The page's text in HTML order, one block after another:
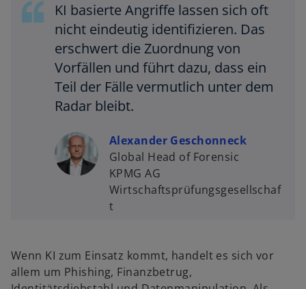
KI basierte Angriffe lassen sich oft
nicht eindeutig identifizieren. Das
erschwert die Zuordnung von
Vorfällen und führt dazu, dass ein
Teil der Fälle vermutlich unter dem
Radar bleibt.
Alexander Geschonneck
Global Head of Forensic
KPMG AG
Wirtschaftsprüfungsgesellschaf
t
Wenn KI zum Einsatz kommt, handelt es sich vor
allem um Phishing, Finanzbetrug,